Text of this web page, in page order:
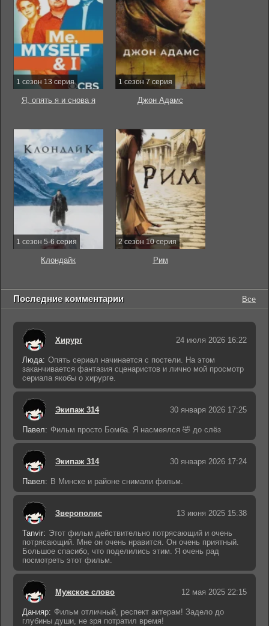
1 сезон 13 серия
Я, опять я и снова я
1 сезон 7 серия
Джон Адамс
1 сезон 5-6 серия
Клондайк
2 сезон 10 серия
Рим
Последние комментарии Все
Хирург 24 июля 2026 16:22
Люда: Опять сериал начинается с постели. На этом
заканчивается фантазия сценаристов и лично мой просмотр
сериала якобы о хирурге.
Экипаж 314 30 января 2026 17:25
Павел: Фильм просто Бомба. Я насмеялся 🤣 до слёз
Экипаж 314 30 января 2026 17:24
Павел: В Минске и районе снимали фильм.
Зверополис 13 июня 2025 15:38
Tanvir: Этот фильм действительно потрясающий и очень
потрясающий. Мне он очень нравится. Он очень приятный.
Большое спасибо, что поделились этим. Я очень рад
посмотреть этот фильм.
Мужское слово 12 мая 2025 22:15
Данияр: Фильм отличный, респект актерам! Задело до
глубины души, не зря потратил время!